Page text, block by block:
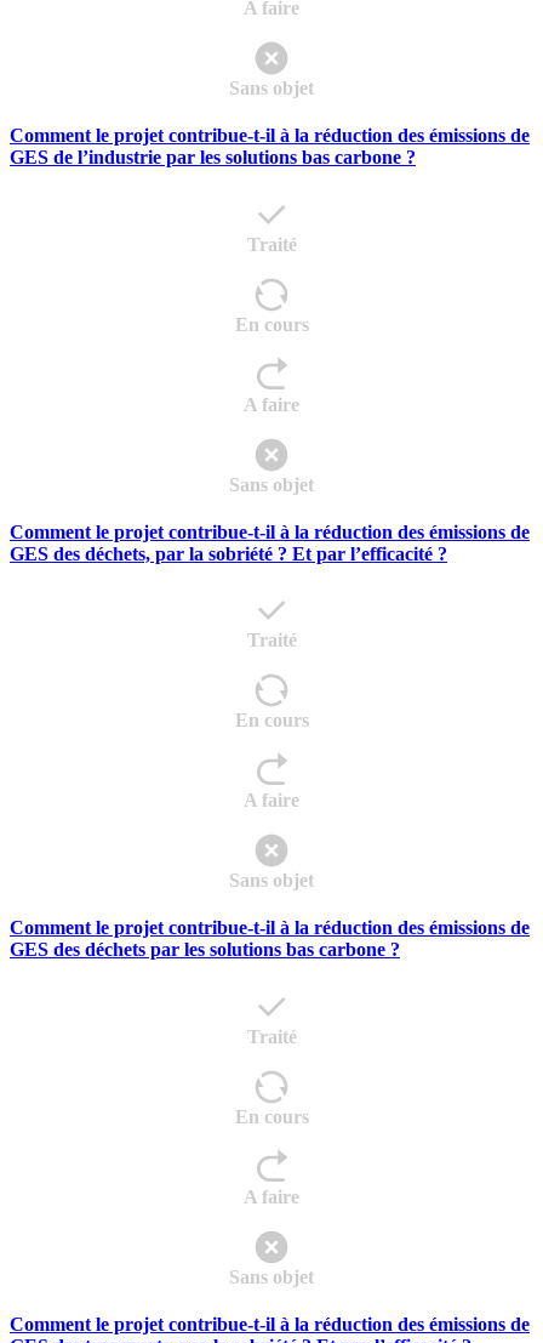
A faire
Sans objet
Comment le projet contribue-t-il à la réduction des émissions de
GES de l’industrie par les solutions bas carbone ?
Traité
En cours
A faire
Sans objet
Comment le projet contribue-t-il à la réduction des émissions de
GES des déchets, par la sobriété ? Et par l’efficacité ?
Traité
En cours
A faire
Sans objet
Comment le projet contribue-t-il à la réduction des émissions de
GES des déchets par les solutions bas carbone ?
Traité
En cours
A faire
Sans objet
Comment le projet contribue-t-il à la réduction des émissions de